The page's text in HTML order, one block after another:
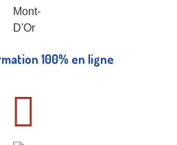
100% en ligne